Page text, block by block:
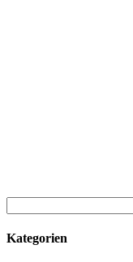
nach:
Kategorien